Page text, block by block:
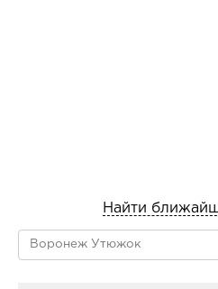
Найти